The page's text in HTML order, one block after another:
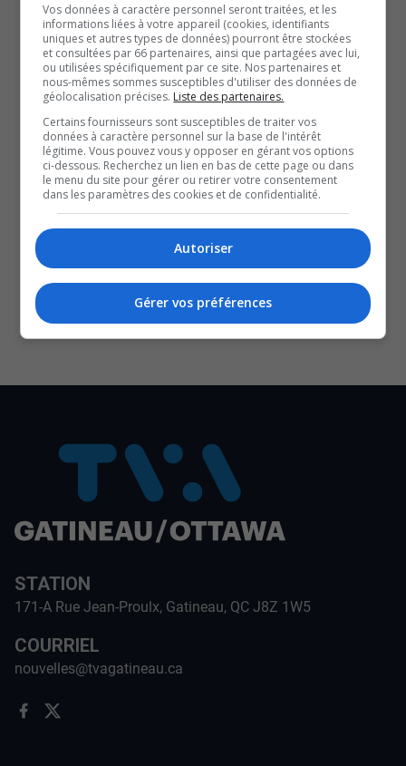
participé aux recherches.
À lire aussi :
Grande mobilisation pour retrouver un cycliste
disparu à Gatineau
Une fillette chute du 11e étage d’un immeuble à
logements à Ottawa
7 juillet – Interdiction de faire des feux à ciel ouvert
en forêt ou à proximité de celle-ci
X
SOUTENIR NOS MÉDIAS, C’EST PROTÉGER NOTRE
CULTURE ET NOTRE ÉCONOMIE
STATION
171-A Rue Jean-Proulx, Gatineau, QC J8Z 1W5
COURRIEL
nouvelles@tvagatineau.ca
Vos données à caractère personnel seront traitées, et les
informations liées à votre appareil (cookies, identifiants
uniques et autres types de données) pourront être stockées
et consultées par 66 partenaires, ainsi que partagées avec lui,
ou utilisées spécifiquement par ce site. Nos partenaires et
nous-mêmes sommes susceptibles d'utiliser des données de
géolocalisation précises. Liste des partenaires.
Certains fournisseurs sont susceptibles de traiter vos
données à caractère personnel sur la base de l'intérêt
légitime. Vous pouvez vous y opposer en gérant vos options
ci-dessous. Recherchez un lien en bas de cette page ou dans
le menu du site pour gérer ou retirer votre consentement
dans les paramètres des cookies et de confidentialité.
Autoriser
Gérer vos préférences